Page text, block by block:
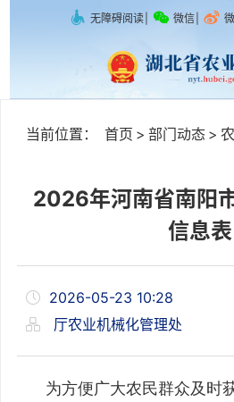
无障碍阅读 微信
当前位置： 首页 > 部门动态 >
2026年河南省南阳
信息表
2026-05-23 10:28
厅农业机械化管理处
为方便广大农民群众及时